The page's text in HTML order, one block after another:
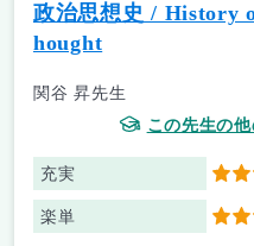
政治思想史 / History
hought
関谷 昇先生
この先生の
充実 4
楽単 3.5